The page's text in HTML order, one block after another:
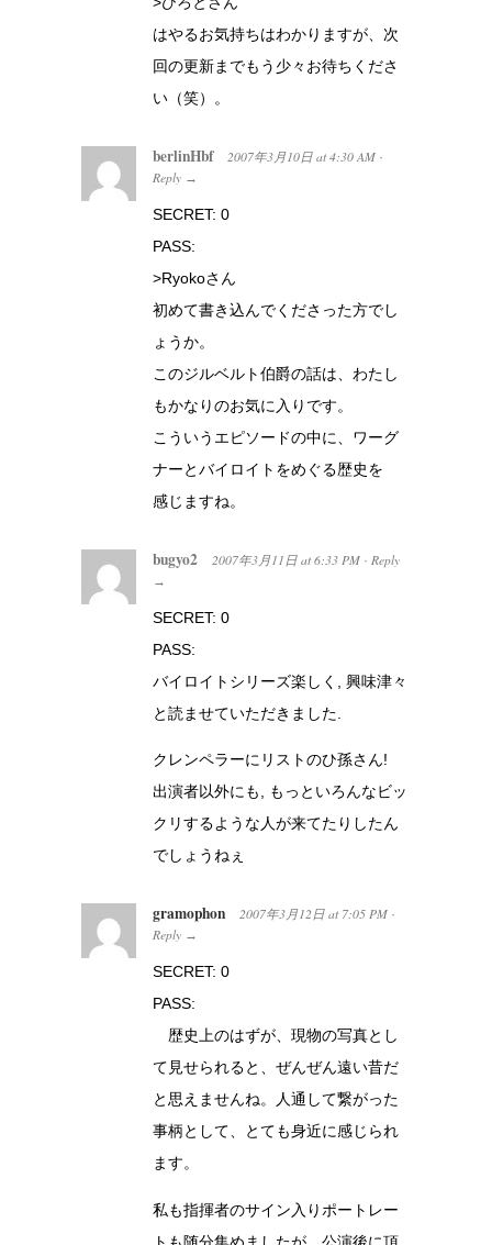
はやるお気持ちはわかりますが、次
回の更新までもう少々お待ちくださ
い（笑）。
berlinHbf 2007年3月10日 at 4:30 AM ·
Reply →
SECRET: 0
PASS:
>Ryokoさん
初めて書き込んでくださった方でし
ょうか。
このジルベルト伯爵の話は、わたし
もかなりのお気に入りです。
こういうエピソードの中に、ワーグ
ナーとバイロイトをめぐる歴史を
感じますね。
bugyo2 2007年3月11日 at 6:33 PM · Reply
→
SECRET: 0
PASS:
バイロイトシリーズ楽しく, 興味津々
と読ませていただきました.
クレンペラーにリストのひ孫さん!
出演者以外にも, もっといろんなビッ
クリするような人が来てたりしたん
でしょうねぇ
gramophon 2007年3月12日 at 7:05 PM ·
Reply →
SECRET: 0
PASS:
歴史上のはずが、現物の写真とし
て見せられると、ぜんぜん遠い昔だ
と思えませんね。人通して繋がった
事柄として、とても身近に感じられ
ます。
私も指揮者のサイン入りポートレー